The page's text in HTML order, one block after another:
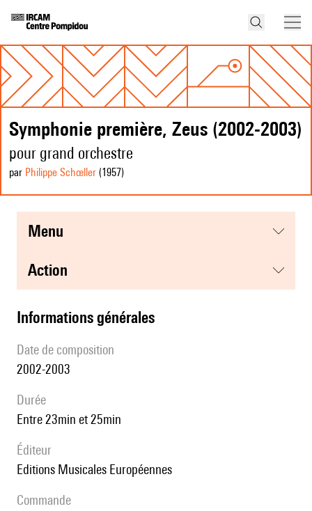
Symphonie première, Zeus (2002-2003)
pour grand orchestre
par Philippe Schœller (1957)
menu
action
informations générales
date de composition
2002-2003
durée
entre 23min et 25min
éditeur
Editions Musicales Européennes
Commande